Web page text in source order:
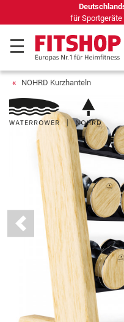
Seit 42
NOHRD Kurzhanteln
Previous